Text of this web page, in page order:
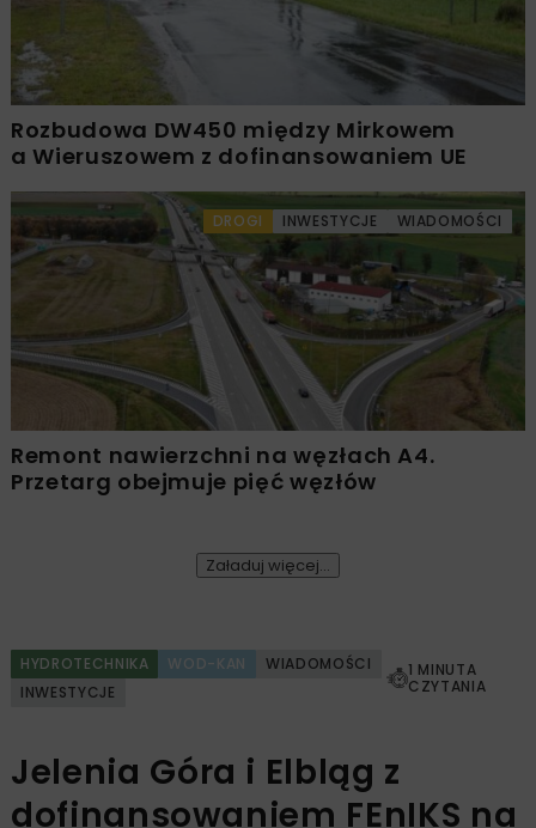
Rozbudowa DW450 między Mirkowem
a Wieruszowem z dofinansowaniem UE
DROGI INWESTYCJE WIADOMOŚCI
Remont nawierzchni na węzłach A4.
Przetarg obejmuje pięć węzłów
Załaduj więcej...
HYDROTECHNIKA WOD-KAN
WIADOMOŚCI
INWESTYCJE
1 MINUTA
CZYTANIA
Jelenia Góra i Elbląg z
dofinansowaniem FEnIKS na